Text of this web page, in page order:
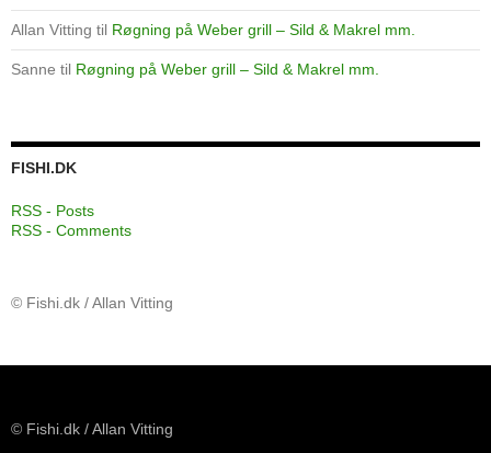
Allan Vitting til Røgning på Weber grill – Sild & Makrel mm.
Sanne til Røgning på Weber grill – Sild & Makrel mm.
FISHI.DK
RSS - Posts
RSS - Comments
© Fishi.dk / Allan Vitting
© Fishi.dk / Allan Vitting